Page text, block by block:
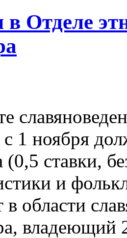
в Отделе
1 ноября
(0,5 ставки,
и
в области
владеющий